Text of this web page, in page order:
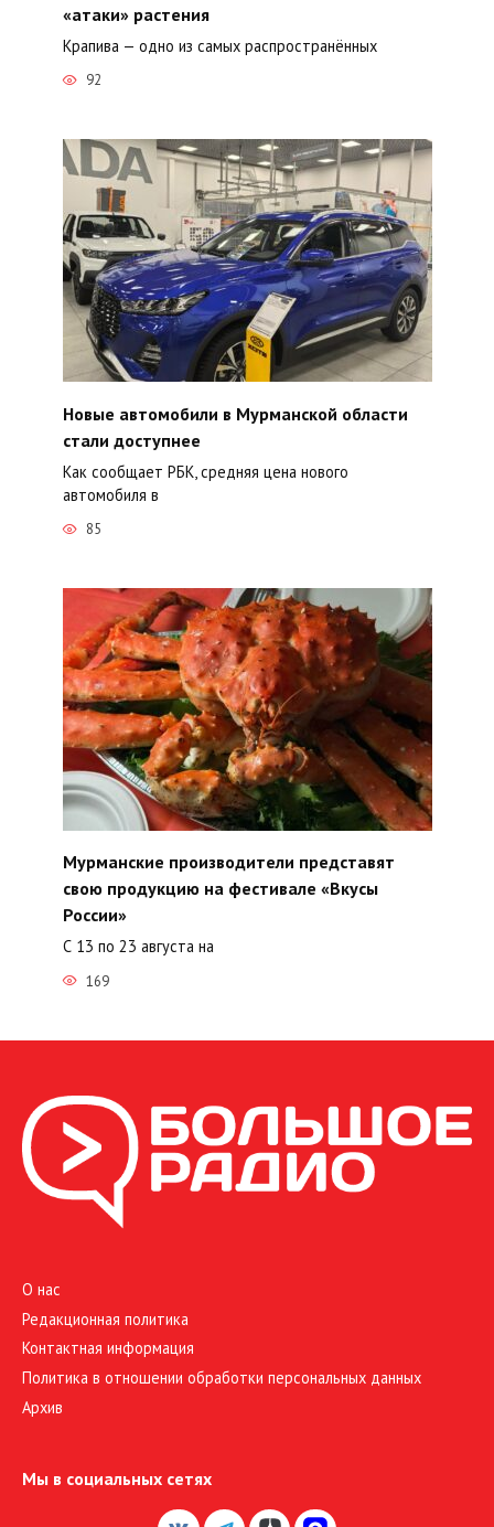
«атаки» растения
Крапива — одно из самых распространённых
92
Новые автомобили в Мурманской области
стали доступнее
Как сообщает РБК, средняя цена нового
автомобиля в
85
Мурманские производители представят
свою продукцию на фестивале «Вкусы
России»
С 13 по 23 августа на
169
О нас
Редакционная политика
Контактная информация
Политика в отношении обработки персональных данных
Архив
Мы в социальных сетях